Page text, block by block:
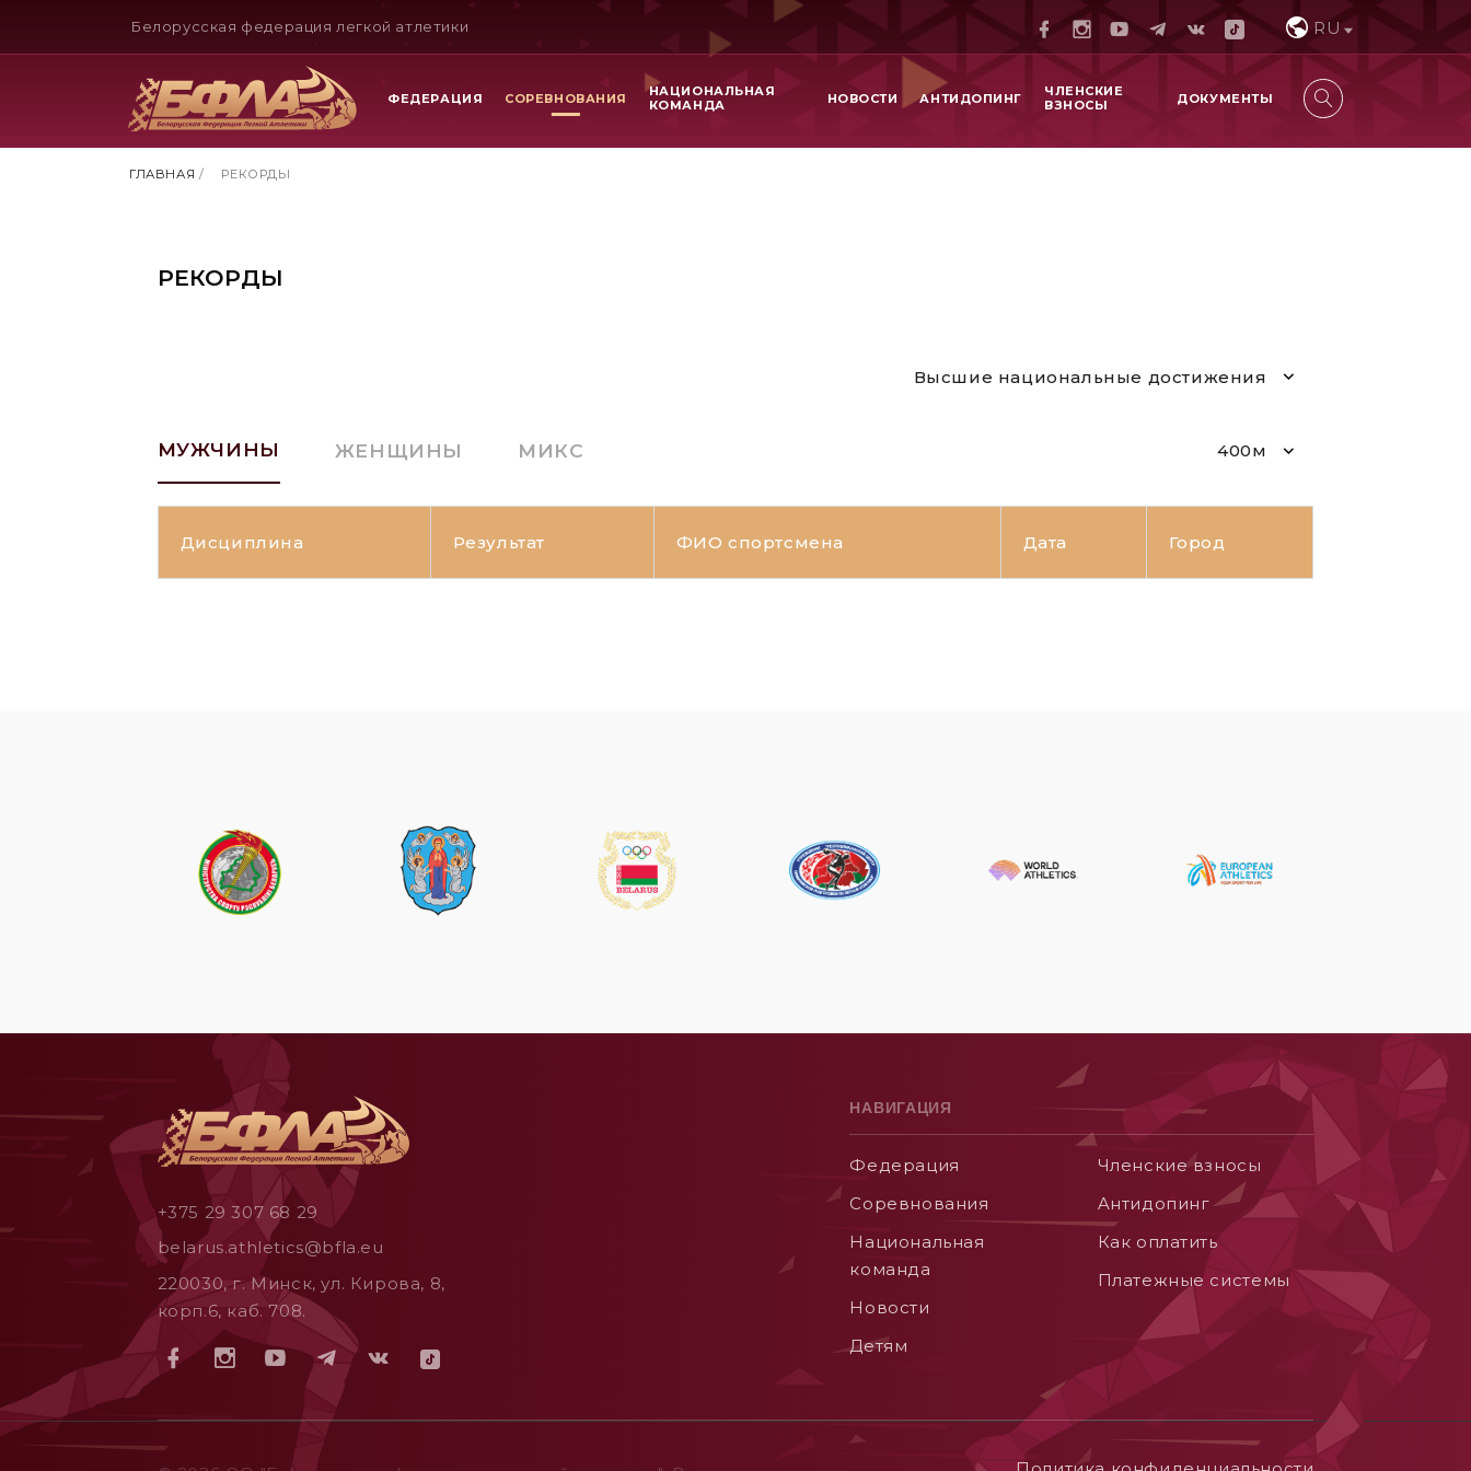
Белорусская федерация легкой атлетики RU
ФЕДЕРАЦИЯ СОРЕВНОВАНИЯ
НАЦИОНАЛЬНАЯ
КОМАНДА
НОВОСТИ АНТИДОПИНГ
ЧЛЕНСКИЕ
ВЗНОСЫ
ДОКУМЕНТЫ
ГЛАВНАЯ / РЕКОРДЫ
РЕКОРДЫ
Высшие национальные достижения
МУЖЧИНЫ ЖЕНЩИНЫ МИКС 400м
Дисциплина Результат ФИО спортсмена Дата Город
+375 29 307 68 29
belarus.athletics@bfla.eu
220030, г. Минск, ул. Кирова, 8,
корп.6, каб. 708.
НАВИГАЦИЯ
Федерация
Соревнования
Национальная
команда
Новости
Детям
Членские взносы
Aнтидопинг
Как оплатить
Платежные системы